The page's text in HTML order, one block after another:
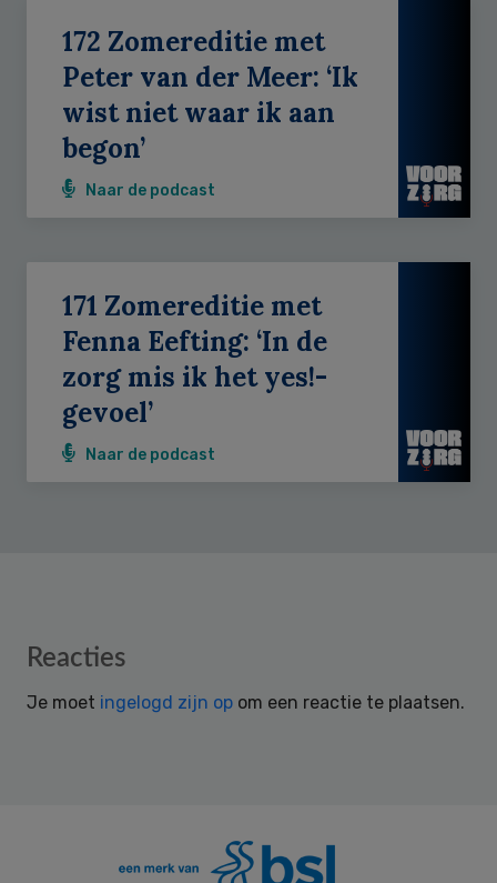
172 Zomereditie met
Peter van der Meer: ‘Ik
wist niet waar ik aan
begon’
Naar de podcast
171 Zomereditie met
Fenna Eefting: ‘In de
zorg mis ik het yes!-
gevoel’
Naar de podcast
Reader
Reacties
Je moet ingelogd zijn op om een reactie te plaatsen.